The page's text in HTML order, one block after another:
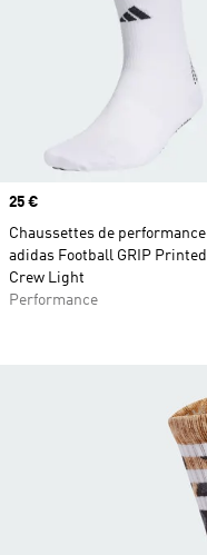
Prix
25 €
Chaussettes de performance
adidas Football GRIP Printed
Crew Light
Performance